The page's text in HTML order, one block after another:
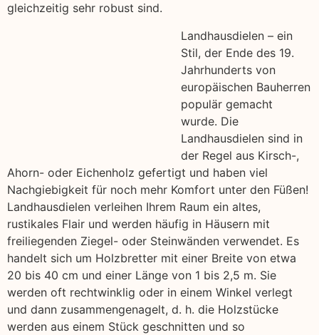
gleichzeitig sehr robust sind.
Landhausdielen – ein
Stil, der Ende des 19.
Jahrhunderts von
europäischen Bauherren
populär gemacht
wurde. Die
Landhausdielen sind in
der Regel aus Kirsch-,
Ahorn- oder Eichenholz gefertigt und haben viel
Nachgiebigkeit für noch mehr Komfort unter den Füßen!
Landhausdielen verleihen Ihrem Raum ein altes,
rustikales Flair und werden häufig in Häusern mit
freiliegenden Ziegel- oder Steinwänden verwendet. Es
handelt sich um Holzbretter mit einer Breite von etwa
20 bis 40 cm und einer Länge von 1 bis 2,5 m. Sie
werden oft rechtwinklig oder in einem Winkel verlegt
und dann zusammengenagelt, d. h. die Holzstücke
werden aus einem Stück geschnitten und so